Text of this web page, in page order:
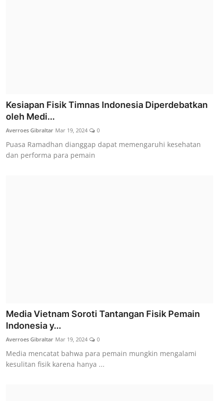
Kesiapan Fisik Timnas Indonesia Diperdebatkan
oleh Medi...
Averroes Gibraltar Mar 19, 2024 0
Puasa Ramadhan dianggap dapat memengaruhi kesehatan
dan performa para pemain
Media Vietnam Soroti Tantangan Fisik Pemain
Indonesia y...
Averroes Gibraltar Mar 19, 2024 0
Media mencatat bahwa para pemain mungkin mengalami
kesulitan fisik karena hanya ...